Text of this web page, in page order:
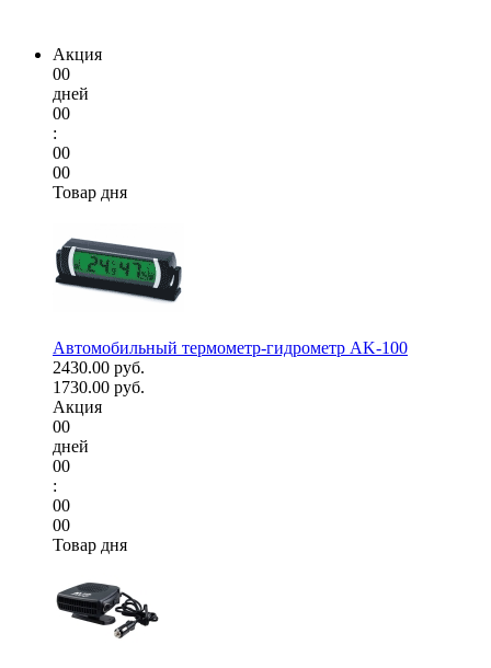
Акция
00
дней
00
:
00
00
Товар дня
Автомобильный термометр-гидрометр AK-100
2430.00 руб.
1730.00 руб.
Акция
00
дней
00
:
00
00
Товар дня